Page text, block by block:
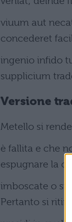
viuum aut
concederet
ingenio infido
supplicium
Versione
Metello si
è fallita e che
espugnare la
imboscate o su
Pertanto si